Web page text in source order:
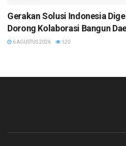
Gerakan Solusi Indonesia
Dorong Kolaborasi Bangun
6 AGUSTUS 2026 120